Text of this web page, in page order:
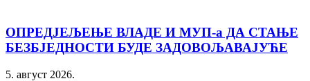
ОПРЕД‌ЈЕЉЕЊЕ ВЛАДЕ И МУП-а ДА СТАЊЕ
БЕЗБЈЕДНОСТИ БУДЕ ЗАДОВОЉАВАЈУЋЕ
5. август 2026.